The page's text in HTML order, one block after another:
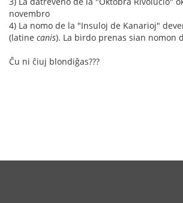
novembro
4) La nomo de la "Insuloj de Kanarioj"
(latine canis). La birdo prenas sian nomon
Ĉu ni ĉiuj blondiĝas???